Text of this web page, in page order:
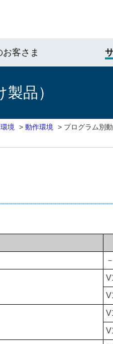
客さま
品）
境 > 動作環境 > プログラム別
－